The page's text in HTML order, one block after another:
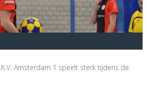
Amsterdam 1 speelt sterk tijdens de